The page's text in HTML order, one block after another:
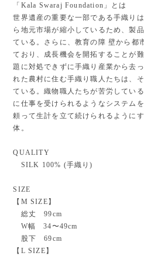
「Kala Swaraj Foundation」とは
世界遺産の重要な一部である手織り
ら地元市場が縮小しているため、製
ている。さらに、教育の障 壁から都
ており、成長機会を開拓することが
題に対処できずに手織り産業から去
れた農村に住む手織り職人たちは、
ている。織物職人たちが苦労してい
に仕事を受けられるようなシステム
頼って生計を立て続けられるように
体。
QUALITY
SILK 100% (手織り)
SIZE
【M SIZE】
総丈 99cm
W幅 34〜49cm
股下 69cm
【L SIZE】